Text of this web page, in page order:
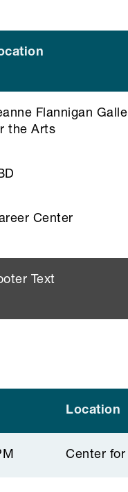
Flannigan
the Arts
Center
Text
Location
Center